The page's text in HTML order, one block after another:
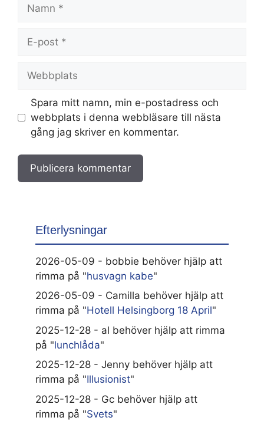
post
Spara mitt namn, min e-postadress och
webbplats i denna webbläsare till nästa
gång jag skriver en kommentar.
Efterlysningar
2026-05-09 - bobbie behöver hjälp att
rimma på "husvagn kabe"
2026-05-09 - Camilla behöver hjälp att
rimma på "Hotell Helsingborg 18 April"
2025-12-28 - al behöver hjälp att rimma
på "lunchlåda"
2025-12-28 - Jenny behöver hjälp att
rimma på "Illusionist"
2025-12-28 - Gc behöver hjälp att
rimma på "Svets"